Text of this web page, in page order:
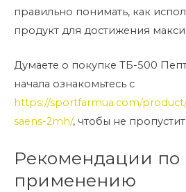
правильно понимать, как
продукт для достижения
Думаете о покупке ТБ-500
начала ознакомьтесь с
https://sportfarmua.com/
saens-2mh/, чтобы не
Рекомендации по
применению